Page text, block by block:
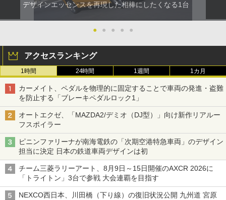
デザインエッセンスを再現した相棒にしたくなる1台
● ● ● ● ●
アクセスランキング
1時間 24時間 1週間 1カ月
カーメイト、ペダルを物理的に固定することで車両の発進・盗難
を防止する「ブレーキペダルロック1」
オートエクゼ、「MAZDA2/デミオ（DJ型）」向け新作リアルー
フスポイラー
ピニンファリーナが南海電鉄の「次期空港特急車両」のデザイン
担当に決定 日本の鉄道車両デザインは初
チーム三菱ラリーアート、8月9日～15日開催のAXCR 2026に
「トライトン」3台で参戦 大会連覇を目指す
NEXCO西日本、川田橋（下り線）の復旧状況公開 九州道 宮原